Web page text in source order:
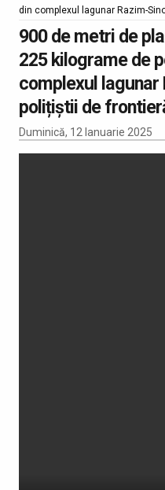
din complexul lagunar Razim-
900 de metri de
225 kilograme de
complexul lagunar
polițiștii de
Duminică, 12 Ianuarie 2025